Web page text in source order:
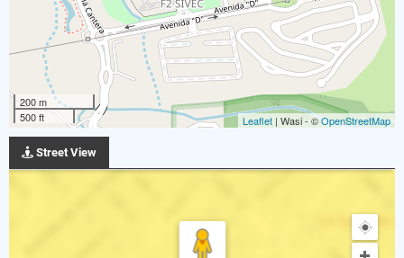
200 m
500 ft
Leaflet | Wasi - ©OpenStreetMap
Street View